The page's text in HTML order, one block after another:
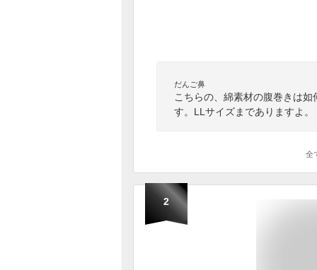
だんご鼻
こちらの、綿素材の腹巻きは
す。LLサイズまでありますよ。
全
2